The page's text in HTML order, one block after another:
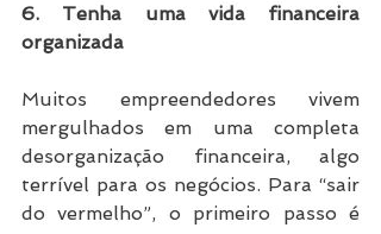
6. Tenha uma vida financeira
organizada
Muitos empreendedores vivem
mergulhados em uma completa
desorganização financeira, algo
terrível para os negócios. Para “sair
do vermelho”, o primeiro passo é